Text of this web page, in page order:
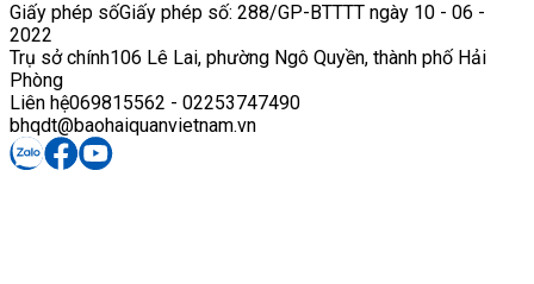
Giấy phép sốGiấy phép số: 288/GP-BTTTT ngày 10 - 06 -
2022
Trụ sở chính106 Lê Lai, phường Ngô Quyền, thành phố Hải
Phòng
Liên hệ069815562 - 02253747490
bhqdt@baohaiquanvietnam.vn